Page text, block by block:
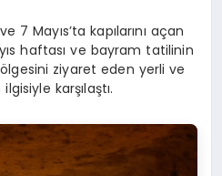
7 Mayıs’ta kapılarını açan
haftası ve bayram tatilinin
ziyaret eden yerli ve
karşılaştı.